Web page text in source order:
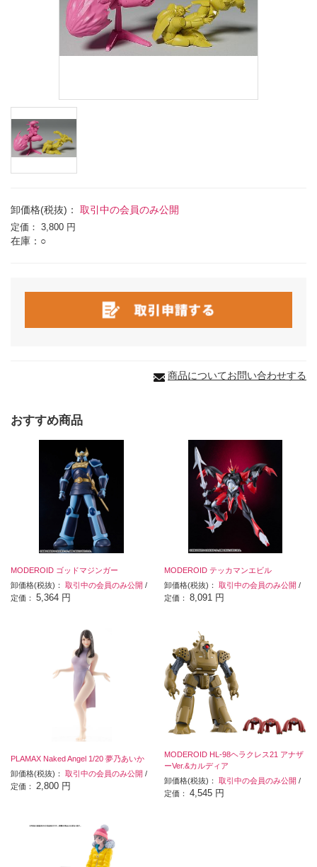
卸価格(税抜)： 取引中の会員のみ公開
定価： 3,800 円
在庫：○
商品についてお問い合わせする
おすすめ商品
MODEROID ゴッドマジンガー
卸価格(税抜)： 取引中の会員のみ公開 /
定価： 5,364 円
MODEROID テッカマンエビル
卸価格(税抜)：取引中の会員のみ公開 /
定価：8,091 円
PLAMAX Naked Angel 1/20 夢乃あいか
卸価格(税抜)： 取引中の会員のみ公開 /
定価： 2,800 円
MODEROID HL-98ヘラクレス21 アナザ
ーVer.&カルディア
卸価格(税抜)：取引中の会員のみ公開 /
定価：4,545 円